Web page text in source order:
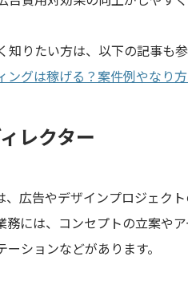
知りたい方は、以下の記事も
ングは稼げる？案件例やなり
レクター
、広告やデザインプロジェク
務には、コンセプトの立案や
ションなどがあります。